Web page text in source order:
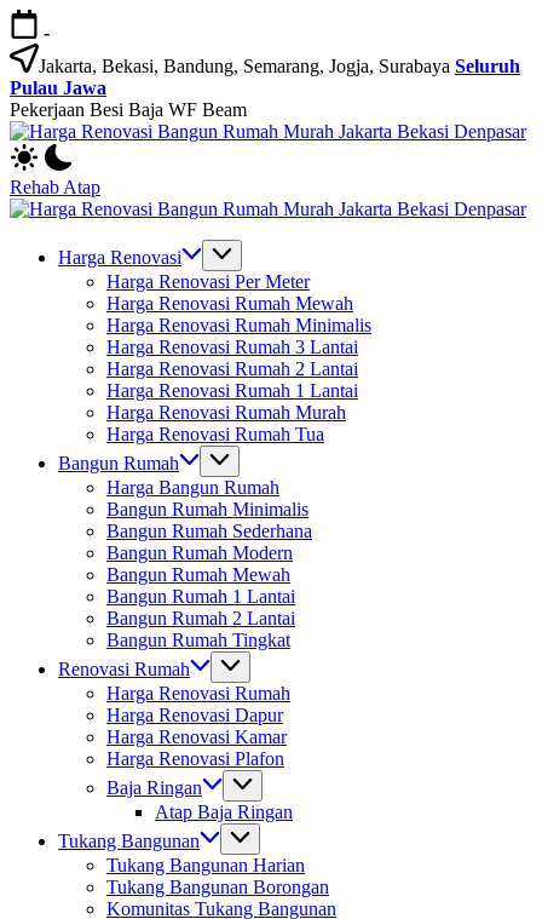
Skip
to
content
-
Jakarta, Bekasi, Bandung, Semarang, Jogja, Surabaya Seluruh
Pulau Jawa
Pekerjaan Besi Baja WF Beam
Jasa
Bangun
Rumah
dan
Rumah
Rehab Atap
Bangun
Rumah
Harga Renovasi
Harga Renovasi Per Meter
Harga Renovasi Rumah Mewah
Harga Renovasi Rumah Minimalis
Harga Renovasi Rumah 3 Lantai
Harga Renovasi Rumah 2 Lantai
Harga Renovasi Rumah 1 Lantai
Harga Renovasi Rumah Murah
Harga Renovasi Rumah Tua
Bangun Rumah
Harga Bangun Rumah
Bangun Rumah Minimalis
Bangun Rumah Sederhana
Bangun Rumah Modern
Bangun Rumah Mewah
Bangun Rumah 1 Lantai
Bangun Rumah 2 Lantai
Bangun Rumah Tingkat
Renovasi Rumah
Harga Renovasi Rumah
Harga Renovasi Dapur
Harga Renovasi Kamar
Harga Renovasi Plafon
Baja Ringan
Atap Baja Ringan
Tukang Bangunan
Tukang Bangunan Harian
Tukang Bangunan Borongan
Komunitas Tukang Bangunan